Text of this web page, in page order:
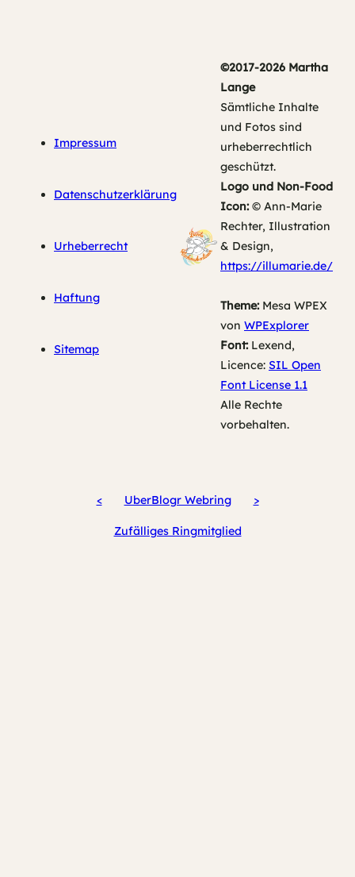
Impressum
Datenschutzerklärung
Urheberrecht
Haftung
Sitemap
©2017-2026 Martha
Lange
Sämtliche Inhalte
und Fotos sind
urheberrechtlich
geschützt.
Logo und Non-Food
Icon:© Ann-Marie
Rechter, Illustration
& Design,
https://illumarie.de/
Theme:Mesa WPEX
von WPExplorer
Font:Lexend,
Licence: SIL Open
Font License 1.1
Alle Rechte
vorbehalten.
< UberBlogr Webring >
Zufälliges Ringmitglied